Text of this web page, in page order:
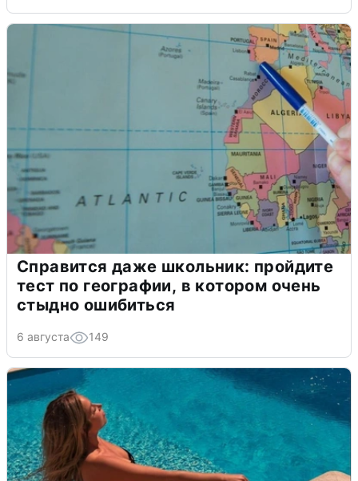
Справится даже школьник: пройдите
тест по географии, в котором очень
стыдно ошибиться
6 августа 149